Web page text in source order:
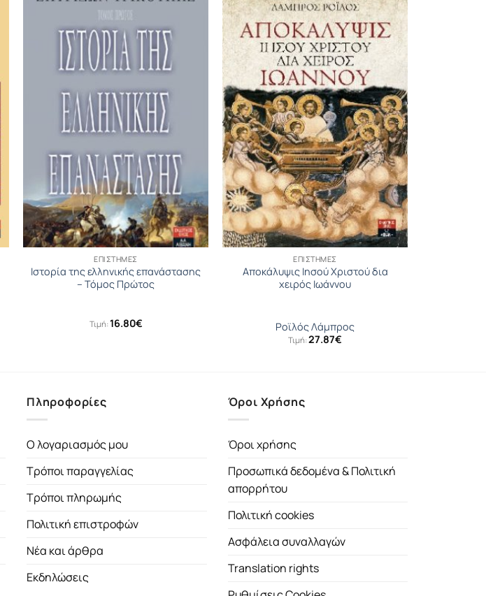
ΕΠΙΣΤΉΜΕΣ
Ιστορία της ελληνικής επανάστασης
– Τόμος Πρώτος
Τιμή:16.80€
ΕΠΙΣΤΉΜΕΣ
Αποκάλυψις Ιησού Χριστού δια
χειρός Ιωάννου
Ροϊλός Λάμπρος
Τιμή:27.87€
Πληροφορίες
Ο λογαριασμός μου
Τρόποι παραγγελίας
Τρόποι πληρωμής
Πολιτική επιστροφών
Νέα και άρθρα
Εκδηλώσεις
Όροι Χρήσης
Όροι χρήσης
Προσωπικά δεδομένα & Πολιτική
απορρήτου
Πολιτική cookies
Ασφάλεια συναλλαγών
Translation rights